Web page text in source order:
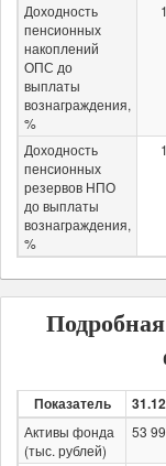
Доходность
пенсионных
накоплений
ОПС до
выплаты
вознаграждения,
%
Доходность
пенсионных
резервов НПО
до выплаты
вознаграждения,
%
Показатель
Активы фонда
(тыс. рублей)
53